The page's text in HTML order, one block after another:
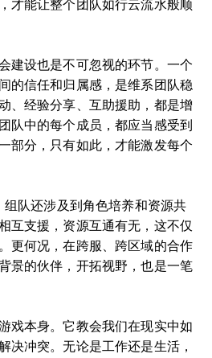
才能让整个团队如行云流水般顺
建设也是不可忽视的环节。一个
的信任和归属感，是维系团队稳
、经验分享、互助援助，都是增
队中的每个成员，都应当感受到
部分，只有如此，才能激发每个
队还涉及到角色培养和资源共
互支援，资源互通有无，这不仅
更何况，在跨服、跨区域的合作
景的伙伴，开拓视野，也是一笔
戏本身。它教会我们在现实中如
决冲突。无论是工作还是生活，